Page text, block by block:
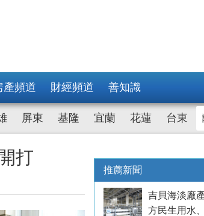
產頻道 財經頻道 善知識
屏東 基隆 宜蘭 花蓮 台東
打
推薦新聞
吉貝海淡廠
方民生用水